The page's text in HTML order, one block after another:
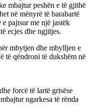
mbajtur peshën e të gjithë
në mënyrë të barabartë
e pajisur me një jastëk
ecjes dhe ngjitjes.
mbytjen dhe mbylljen e
të qëndroni të dukshëm në
forcë të lartë grisëse
ngarkesa të rënda